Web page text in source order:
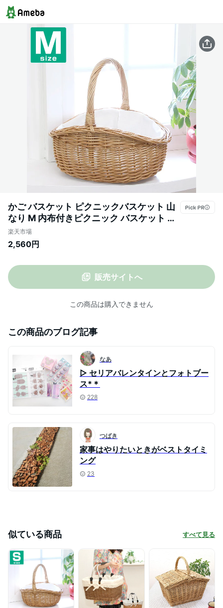
かご バスケット ピクニックバスケット 山
なり M 内布付きピクニック バスケット お
しゃれ 収納 北欧 結婚式 小物 かご 編み か
ごバッグ 北欧 収納ボックス ラタン 籐 持ち
カゴバック かごバック 市場かご 可愛い
楽天市場
2,560円
販売サイトへ
この商品は購入できません
この商品のブログ記事
なあ
▷ セリアバレンタインとフォトブー
ス*＊
228
つばき
家事はやりたいときがベストタイミ
ング
23
似ている商品 すべて見る